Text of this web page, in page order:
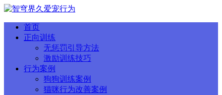
首页
正向训练
无惩罚引导方法
激励训练技巧
行为案例
狗狗训练案例
猫咪行为改善案例